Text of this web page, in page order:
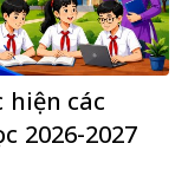
hiện các
2026-2027